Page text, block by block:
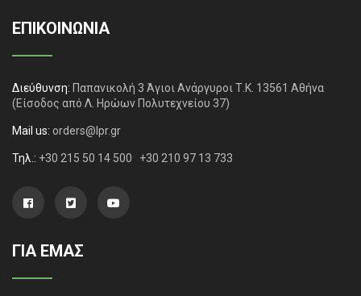
ΕΠΙΚΟΙΝΩΝΙΑ
Διεύθυνση: Παπανικολή 3 Άγιοι Ανάργυροι Τ.Κ. 13561 Αθήνα
(Είσοδος από Λ. Ηρώων Πολυτεχνείου 37)
Mail us: orders@lpr.gr
Τηλ.: +30 215 50 14 500 +30 210 97 13 733
ΓΙΑ ΕΜΑΣ